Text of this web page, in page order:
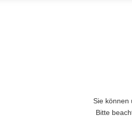
Sie können
Bitte